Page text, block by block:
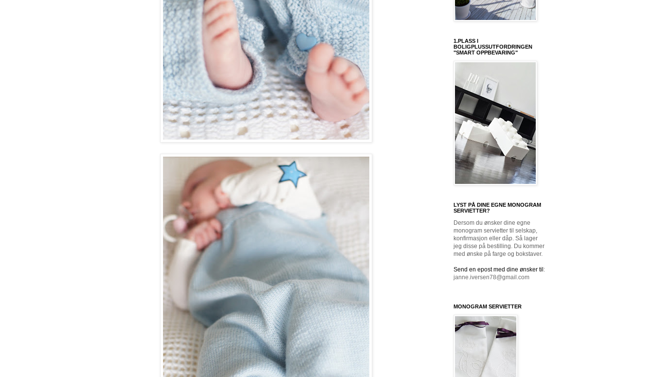
1.PLASS I
BOLIGPLUSSUTFORDRINGEN
"SMART OPPBEVARING"
LYST PÅ DINE EGNE MONOGRAM
SERVIETTER?
Dersom du ønsker dine egne
monogram servietter til selskap,
konfirmasjon eller dåp. Så lager
jeg disse på bestilling. Du kommer
med ønske på farge og bokstaver.
Send en epost med dine ønsker til :
janne.iversen78@gmail.com
MONOGRAM SERVIETTER